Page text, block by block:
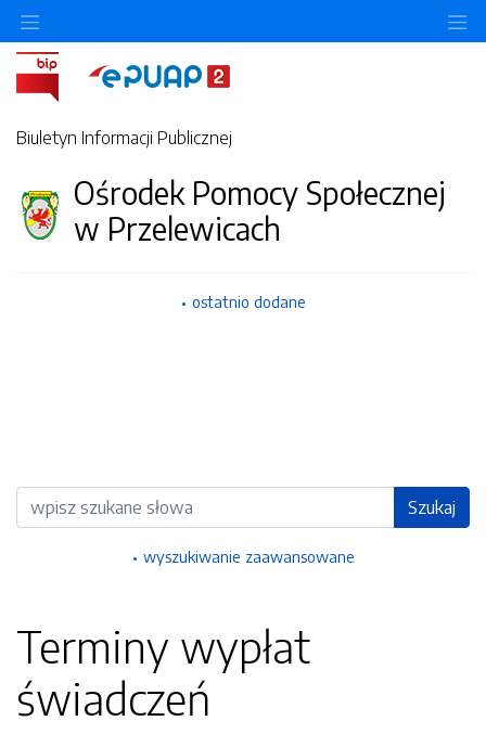
Biuletyn Informacji Publicznej
Ośrodek Pomocy Społecznej
w Przelewicach
ostatnio dodane
Wyszukiwarka Szukaj
wyszukiwanie zaawansowane
Terminy wypłat
świadczeń